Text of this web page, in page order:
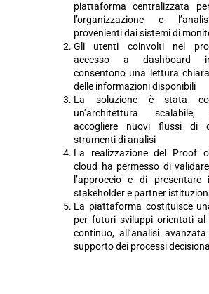
piattaforma centralizzata
l’organizzazione e
provenienti dai sistemi di
Gli utenti coinvolti nel
accesso a dashboard
consentono una lettura
delle informazioni disponibili
La soluzione è stata
un’architettura
accogliere nuovi flussi di
strumenti di analisi
La realizzazione del Proof
cloud ha permesso di
l’approccio e di
stakeholder e partner
La piattaforma costituisce
per futuri sviluppi orientati al
continuo, all’analisi
supporto dei processi